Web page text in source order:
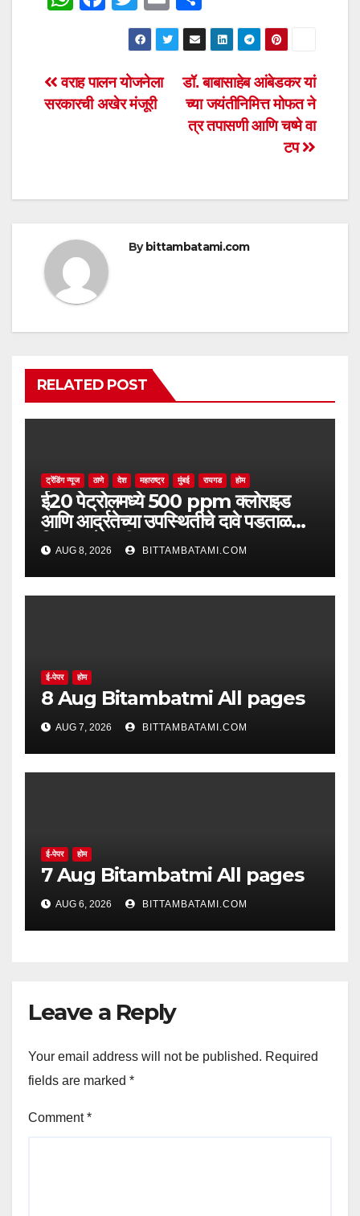
s
A
e
b
wi
tt
er
m
ail
h
ar
e
Post
navigation
डॉ. बाबासाहेब आंबेडकर यां
च्या जयंतीनिमित्त मोफत ने
त्र तपासणी आणि चष्मे वा
टप
वराह पालन योजनेला
सरकारची अखेर मंजूरी
Bybittambatami.com
RELATED POST
ट्रेंडिंग न्यूज ठाणे देश महाराष्ट्र मुंबई रायगड होम
ई20 पेट्रोलमध्ये 500 ppm क्लोराइड
आणि आर्द्रतेच्या उपस्थितीचे दावे पडताळणीत
सिद्ध झाले नाहीत
AUG 8, 2026 BITTAMBATAMI.COM
ई-पेपर होम
8 Aug Bitambatmi All pages
AUG 7, 2026 BITTAMBATAMI.COM
ई-पेपर होम
7 Aug Bitambatmi All pages
AUG 6, 2026 BITTAMBATAMI.COM
Leave a Reply
Your email address will not be published. Required
fields are marked *
Comment*